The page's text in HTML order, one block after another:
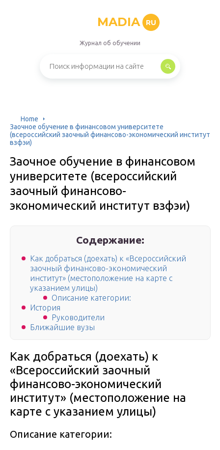
MADIA RU
Журнал об обучении
Home
Заочное обучение в финансовом университете
(всероссийский заочный финансово-экономический институт
взфэи)
Заочное обучение в финансовом
университете (всероссийский
заочный финансово-
экономический институт взфэи)
Содержание:
Как добраться (доехать) к «Всероссийский
заочный финансово-экономический
институт» (местоположение на карте с
указанием улицы)
Описание категории:
История
Руководители
Ближайшие вузы
Как добраться (доехать) к
«Всероссийский заочный
финансово-экономический
институт» (местоположение на
карте с указанием улицы)
Описание категории: